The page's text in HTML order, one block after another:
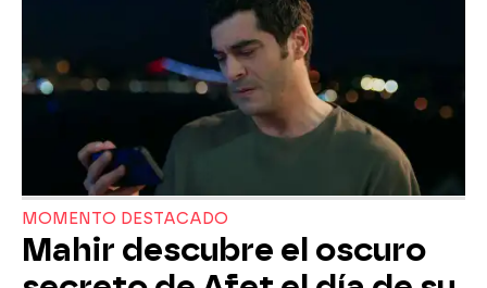
MOMENTO DESTACADO
Mahir descubre el oscuro